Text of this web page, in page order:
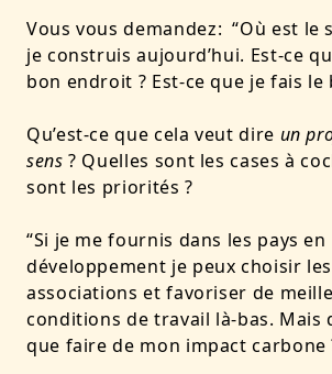
Vous vous demandez: “Où est le
je construis aujourd’hui. Est-ce
bon endroit ? Est-ce que je fais le
Qu’est-ce que cela veut dire un
sens ? Quelles sont les cases à
sont les priorités ?
“Si je me fournis dans les pays en
développement je peux choisir
associations et favoriser de
conditions de travail là-bas. Mais
que faire de mon impact carbone